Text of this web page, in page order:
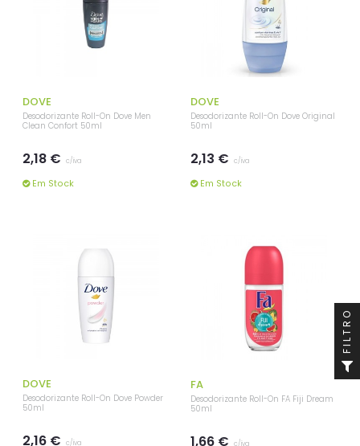
DOVE
Desodorizante Roll-On Dove Men
Clean Confort 50ml
2,18 € c/iva
Em Stock
DOVE
Desodorizante Roll-On Dove Original
50ml
2,13 € c/iva
Em Stock
DOVE
Desodorizante Roll-On Dove Powder
50ml
2,16 € c/iva
FA
Desodorizante Roll-On FA Fiji Dream
50ml
1,66 €
FILTRO